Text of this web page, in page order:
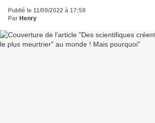
Publié le 11/09/2022 à 17:59
Par Henry